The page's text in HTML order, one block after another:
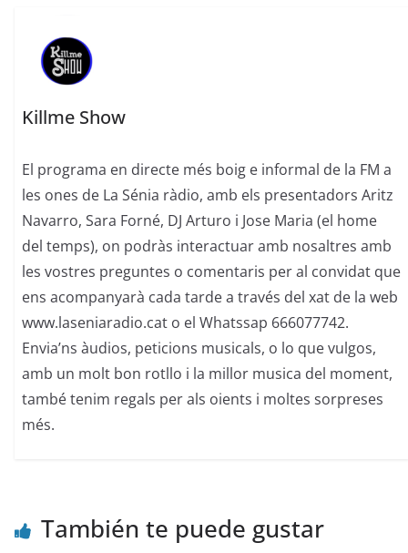
Killme Show
El programa en directe més boig e informal de la FM a
les ones de La Sénia ràdio, amb els presentadors Aritz
Navarro, Sara Forné, DJ Arturo i Jose Maria (el home
del temps), on podràs interactuar amb nosaltres amb
les vostres preguntes o comentaris per al convidat que
ens acompanyarà cada tarde a través del xat de la web
www.laseniaradio.cat o el Whatssap 666077742.
Envia’ns àudios, peticions musicals, o lo que vulgos,
amb un molt bon rotllo i la millor musica del moment,
també tenim regals per als oients i moltes sorpreses
més.
También te puede gustar